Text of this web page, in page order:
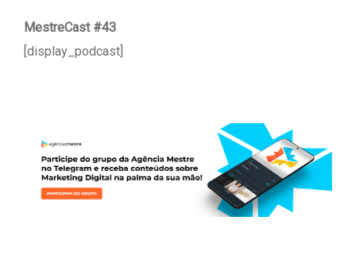
MestreCast #43
[display_podcast]